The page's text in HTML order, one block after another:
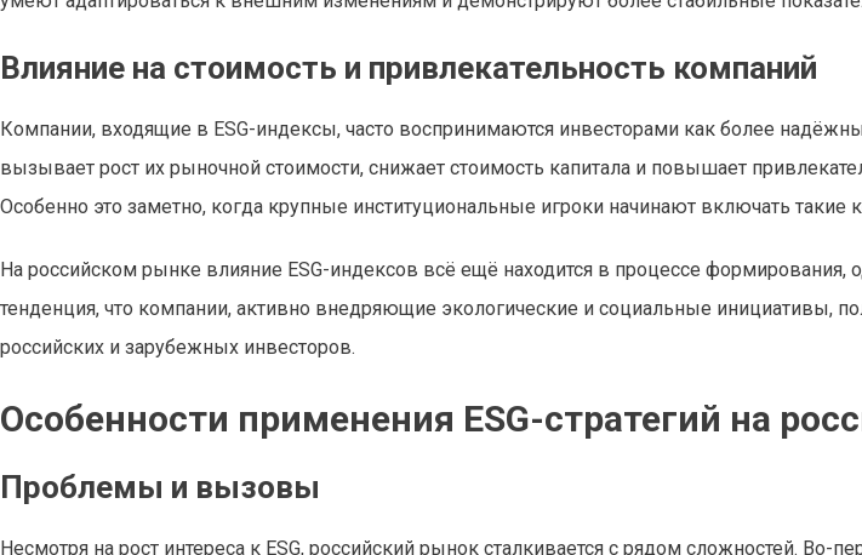
Влияние на стоимость и привлекательность компаний
Компании, входящие в ESG-индексы, часто воспринимаются инвесторами как более
вызывает рост их рыночной стоимости, снижает стоимость капитала и повышает
Особенно это заметно, когда крупные институциональные игроки начинают включать такие
На российском рынке влияние ESG-индексов всё ещё находится в процессе формирования,
тенденция, что компании, активно внедряющие экологические и социальные инициативы,
российских и зарубежных инвесторов.
Особенности применения ESG-стратегий на
Проблемы и вызовы
Несмотря на рост интереса к ESG, российский рынок сталкивается с рядом сложностей. Во-